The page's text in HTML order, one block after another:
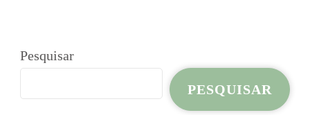
Pesquisar
PESQUISAR